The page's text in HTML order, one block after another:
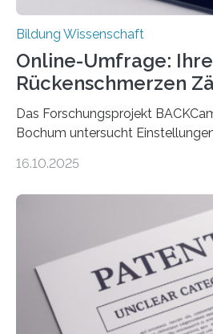
Bildung Wissenschaft
Online-Umfrage:
Rückenschmerzen
Das Forschungsprojekt
Bochum untersucht
gehören zu den häufigsten
Rückenschmerzen denken und
damit gemacht haben, kann
beeinflussen, wie Schmerzen
Therapien wirken. Diese
stehen im Mittelpunkt einer
Hochschule Bochum. Im
Promotionsprojekts
16.10.2025